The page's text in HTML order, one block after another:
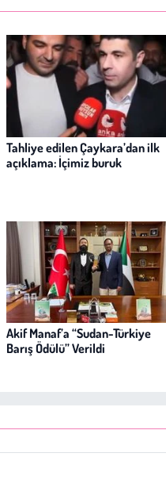
Tahliye edilen Çaykara’dan ilk
açıklama: İçimiz buruk
Akif Manaf’a “Sudan-Türkiye
Barış Ödülü” Verildi